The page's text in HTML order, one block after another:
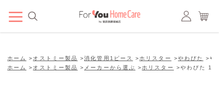
ホーム > オストミー製品 >消化管用1ピース > ホリスター >やわぴた >や
ホーム
> オストミー製品 > メーカーから選ぶ > ホリスター >やわぴた 10